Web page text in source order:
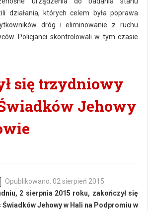
działania, których celem była poprawa
dróg i eliminowanie z ruchu
Policjanci skontrolowali w tym czasie
się trzydniowy
Jehowy
Opublikowano: 02 sierpień 2015
2 sierpnia 2015 roku, zakończył się
Jehowy w Hali na Podpromiu w